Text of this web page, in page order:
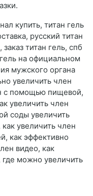
купить, титан гель
русский титан
заказ титан гель, спб
гель на официальном
мужского органа
увеличить член
с помощью пищевой,
увеличить член
соды увеличить
увеличить член
как эффективно
видео, как
где можно увеличить